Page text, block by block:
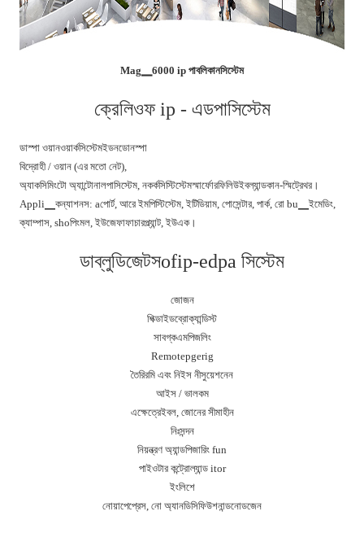
Mag▁6000 ip পাবলিকানসিস্টেম
ক্রেলিওফ ip - এডপাসিস্টেম
ডাস্পা ওয়ানওয়ার্কসিস্টেমইডনডোনস্পা
বিদ্রোহী / ওয়ান (এর মতো নেট),
অ্যাকসিমিংটো অ্যান্টোনালপাসিস্টেম, নকর্কসিস্টিস্টেমস্মার্ফোরফিলিউইবল্যান্ডকান-স্মিট্রেথর।
Appli▁কন্যাশনস: aপোর্ট, আরে ইমপিস্টিস্টেম, ইটিডিয়াম, পোসেন্টার, পার্ক, রো bu▁ইমেডিং,
ক্যাম্পাস, shoপিংমল, ইউজেফাফাচারপ্ল্যান্ট, ইউএক।
ডাব্লুডিজেটসofip-edpa সিস্টেম
জোজন
শিক্ডাইডব্রোক্যান্ডিস্ট
সাবগ্কএমপিজলিং
Remotepgerig
তৈরিরমি এবং নিইস নীসুয়েশনেন
আইস / ভালকম
এক্ষেত্রেইবল, জোনের সীমাহীন
নিঃসন্দন
নিয়ন্ত্রণ অ্যান্ডপিজারিং fun
পাইওটার কন্ট্রোল্যান্ড itor
ইংলিশে
নোয়াপেপ্রেস, নো অ্যানডিসিফিউশনান্ডনোডজেন